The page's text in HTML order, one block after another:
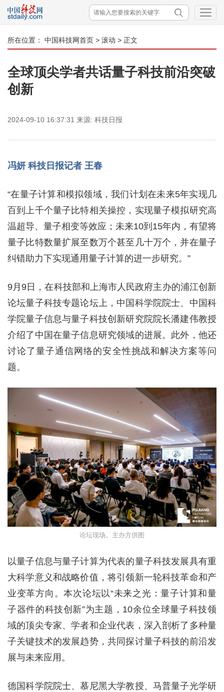
所在位置： 中国科技网首页 > 滚动 > 正文
全球顶尖学者共话量子科技前沿突破
创新
2024-09-10 16:37:31 来源: 科技日报
冯妍 科技日报记者 王春
“在量子计算和模拟领域，我们计划在未来5年实现几
百到上千个量子比特相关操控，实现量子模拟研究高
温超导、量子相变等效应；未来10到15年内，有望将
量子比特数量扩展至数万个甚至几十万个，并在量子
纠错助力下实现通用量子计算的进一步研究。”
9月9日，在科技部和上海市人民政府主办的浦江创新
论坛量子科技专题论坛上，中国科学院院士、中国科
学院量子信息与量子科技创新研究院院长潘建伟教授
介绍了中国在量子信息研究领域的进展。此外，他还
讨论了量子通信网络的安全性挑战和解决方案等问
题。
论坛现场。主办方供图
以量子信息与量子计算为代表的量子科技发展具有重
大科学意义和战略价值，将引领新一轮科技革命和产
业变革方向。本次论坛以“未来之光：量子计算和量
子器件的科技创新”为主题，10余位全球量子科技领
域的顶尖专家、学者和企业代表，深入剖析了多种量
子关键技术的发展趋势，共同探讨量子科技的前沿发
展与未来应用。
德国科学院院士、慕尼黑大学教授、马普量子光学研